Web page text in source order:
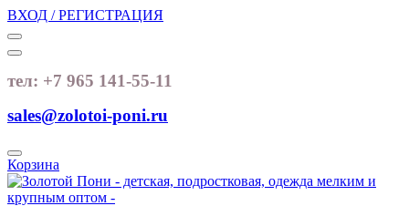
ВХОД / РЕГИСТРАЦИЯ
тел: +7 965 141-55-11
sales@zolotoi-poni.ru
Корзина